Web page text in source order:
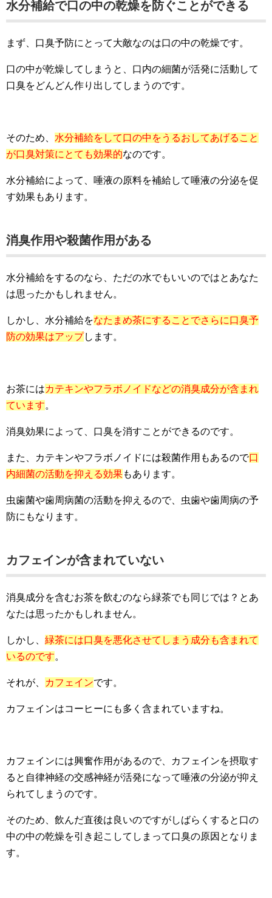
水分補給で口の中の乾燥を防ぐことができる
まず、口臭予防にとって大敵なのは口の中の乾燥です。
口の中が乾燥してしまうと、口内の細菌が活発に活動して
口臭をどんどん作り出してしまうのです。
そのため、 水分補給をして口の中をうるおしてあげること
が口臭対策にとても効果的なのです。
水分補給によって、唾液の原料を補給して唾液の分泌を促
す効果もあります。
消臭作用や殺菌作用がある
水分補給をするのなら、ただの水でもいいのではとあなた
は思ったかもしれません。
しかし、水分補給をなたまめ茶にすることでさらに口臭予
防の効果はアップします。
お茶にはカテキンやフラボノイドなどの消臭成分が含まれ
ています。
消臭効果によって、口臭を消すことができるのです。
また、カテキンやフラボノイドには殺菌作用もあるので口
内細菌の活動を抑える効果もあります。
虫歯菌や歯周病菌の活動を抑えるので、虫歯や歯周病の予
防にもなります。
カフェインが含まれていない
消臭成分を含むお茶を飲むのなら緑茶でも同じでは？とあ
なたは思ったかもしれません。
しかし、 緑茶には口臭を悪化させてしまう成分も含まれて
いるのです。
それが、 カフェインです。
カフェインはコーヒーにも多く含まれていますね。
カフェインには興奮作用があるので、カフェインを摂取す
ると自律神経の交感神経が活発になって唾液の分泌が抑え
られてしまうのです。
そのため、飲んだ直後は良いのですがしばらくすると口の
中の中の乾燥を引き起こしてしまって口臭の原因となりま
す。